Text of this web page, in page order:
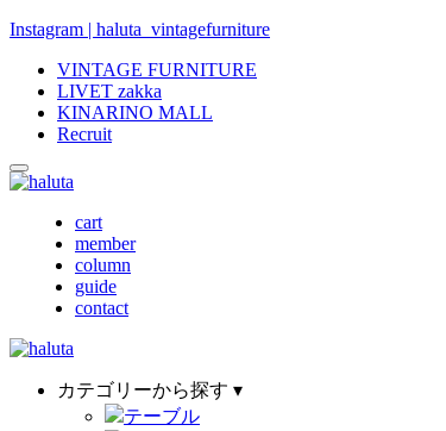
Instagram | haluta_vintagefurniture
VINTAGE FURNITURE
LIVET zakka
KINARINO MALL
Recruit
cart
member
column
guide
contact
カテゴリーから探す ▾
テーブル